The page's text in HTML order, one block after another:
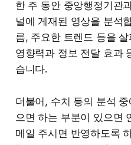
한 주 동안 중앙행정기관
널에 게재된 영상을 분석
름, 주요한 트렌드 등을
영향력과 정보 전달 효과
습니다.
더불어, 수치 등의 분석
으면 하는 부분이 있으면
메일 주시면 반영하도록